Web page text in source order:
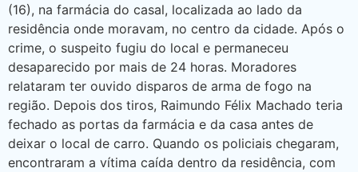
(16), na farmácia do casal, localizada ao lado da
residência onde moravam, no centro da cidade. Após o
crime, o suspeito fugiu do local e permaneceu
desaparecido por mais de 24 horas. Moradores
relataram ter ouvido disparos de arma de fogo na
região. Depois dos tiros, Raimundo Félix Machado teria
fechado as portas da farmácia e da casa antes de
deixar o local de carro. Quando os policiais chegaram,
encontraram a vítima caída dentro da residência, com